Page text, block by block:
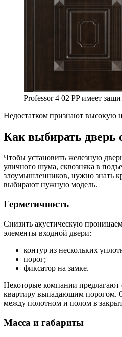
Professor 4 02 PP имеет
Недостатком признают высокую
Как выбирать дверь
Чтобы установить железную
уличного шума, сквозняка в
злоумышленников, нужно знать
выбирают нужную модель.
Герметичность
Снизить акустическую
элементы входной двери:
контур из нескольких
порог;
фиксатор на замке.
Некоторые компании предлагают
квартиру выпадающим порогом.
между полотном и полом в
Масса и габариты